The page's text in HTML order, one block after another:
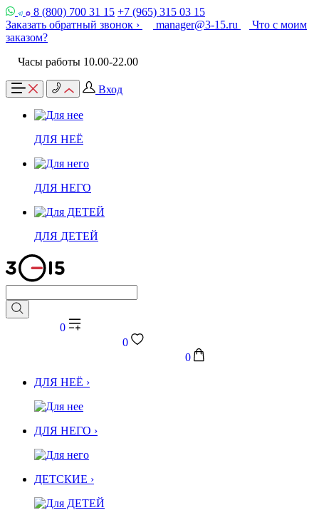
8 (800) 700 31 15 +7 (965) 315 03 15
Заказать обратный звонок ›
manager@3-15.ru
Что с моим
заказом?
Часы работы 10.00-22.00
Вход
ДЛЯ НЕЁ
ДЛЯ НЕГО
ДЛЯ ДЕТЕЙ
0
0
0
ДЛЯ НЕЁ ›
ДЛЯ НЕГО ›
ДЕТСКИЕ ›